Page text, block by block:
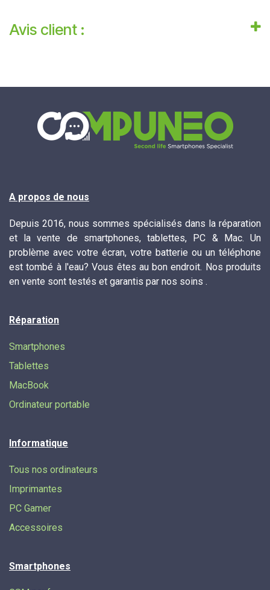
Avis client :
A propos de nous
Depuis 2016, nous sommes spécialisés dans la réparation
et la vente de smartphones, tablettes, PC & Mac. Un
problème avec votre écran, votre batterie ou un téléphone
est tombé à l'eau? Vous êtes au bon endroit. Nos produits
en vente sont testés et garantis par nos soins .
Réparation
Smartphones
Tablettes
MacBook
Ordinateur portable
Informatique
Tous nos ordinateurs
Imprimantes
PC Gamer
Accessoires
Smartphones